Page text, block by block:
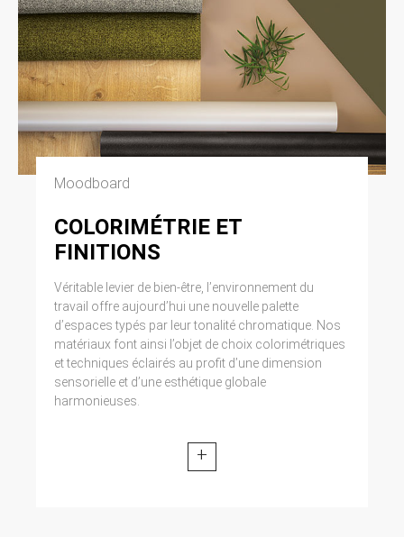
Moodboard
COLORIMÉTRIE ET
FINITIONS
Véritable levier de bien-être, l’environnement du
travail offre aujourd’hui une nouvelle palette
d’espaces typés par leur tonalité chromatique. Nos
matériaux font ainsi l’objet de choix colorimétriques
et techniques éclairés au profit d’une dimension
sensorielle et d’une esthétique globale
harmonieuses.
+